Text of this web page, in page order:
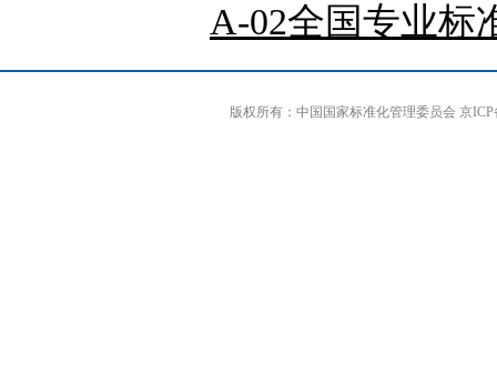
A-02全国专业标
版权所有：中国国家标准化管理委员会 京